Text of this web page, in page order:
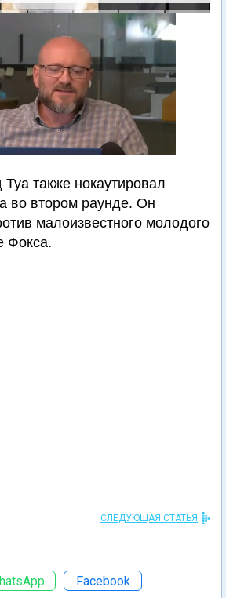
также нокаутировал
во втором раунде. Он
малоизвестного молодого
Фокса.
СЛЕДУЮЩАЯ СТАТЬЯ
Facebook